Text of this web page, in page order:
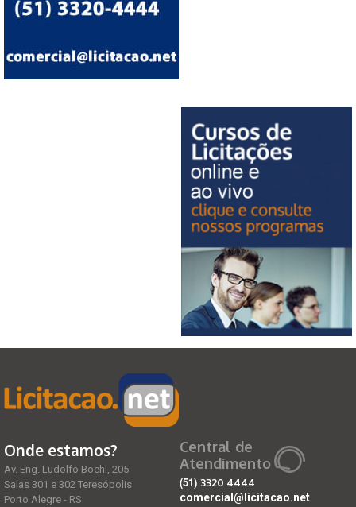
Onde estamos?
Av. Eng. Ludolfo Boehl, 205
Salas 301 e 302 Teresópolis
Porto Alegre - RS
Central de
Atendimento
(51) 3320 4444
comercial@licitacao.net